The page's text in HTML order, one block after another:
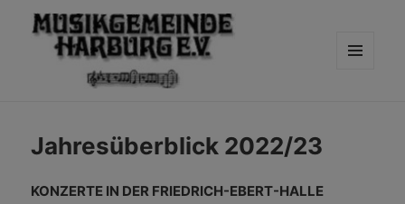
Jahresüberblick 2022/23
KONZERTE IN DER FRIEDRICH-EBERT-HALLE